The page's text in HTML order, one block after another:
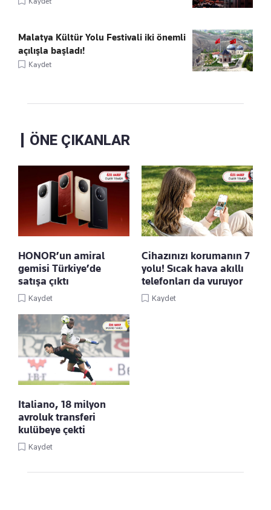
Malatya Kültür Yolu Festivali iki önemli
açılışla başladı!
Kaydet
ÖNE ÇIKANLAR
HONOR’un amiral
gemisi Türkiye’de
satışa çıktı
Kaydet
Cihazınızı korumanın 7
yolu! Sıcak hava akıllı
telefonları da vuruyor
Kaydet
Italiano, 18 milyon
avroluk transferi
kulübeye çekti
Kaydet